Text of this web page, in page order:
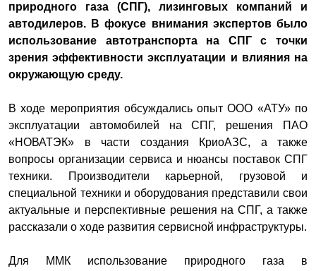
природного газа (СПГ), лизинговых компаний и
автодилеров. В фокусе внимания экспертов было
использование автотранспорта на СПГ с точки
зрения эффективности эксплуатации и влияния на
окружающую среду.
В ходе мероприятия обсуждались опыт ООО «АТУ» по
эксплуатации автомобилей на СПГ, решения ПАО
«НОВАТЭК» в части создания КриоАЗС, а также
вопросы организации сервиса и нюансы поставок СПГ
техники. Производители карьерной, грузовой и
специальной техники и оборудования представили свои
актуальные и перспективные решения на СПГ, а также
рассказали о ходе развития сервисной инфраструктуры.
Для ММК использование природного газа в